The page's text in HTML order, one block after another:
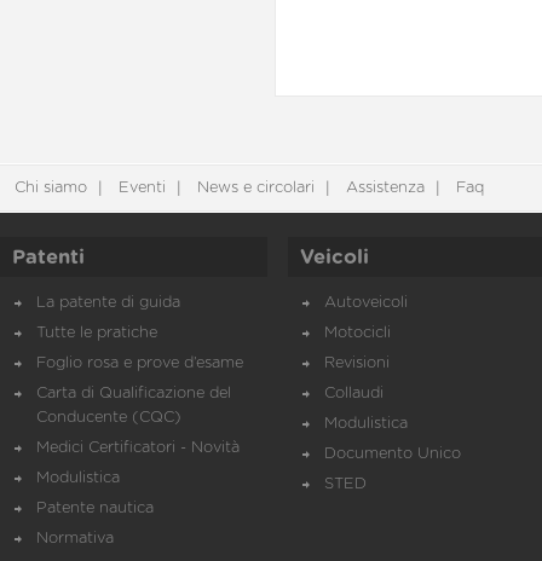
Chi siamo Eventi News e circolari Assistenza Faq
Patenti
La patente di guida
Tutte le pratiche
Foglio rosa e prove d’esame
Carta di Qualificazione del
Conducente (CQC)
Medici Certificatori - Novità
Modulistica
Patente nautica
Normativa
Veicoli
Autoveicoli
Motocicli
Revisioni
Collaudi
Modulistica
Documento Unico
STED